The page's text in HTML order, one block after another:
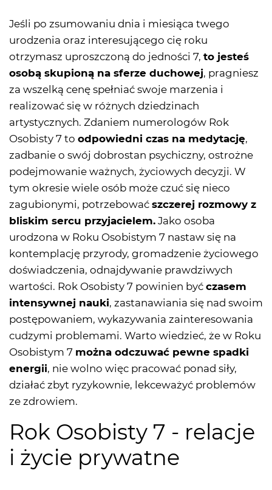
Jeśli po zsumowaniu dnia i miesiąca twego
urodzenia oraz interesującego cię roku
otrzymasz uproszczoną do jedności 7, to jesteś
osobą skupioną na sferze duchowej, pragniesz
za wszelką cenę spełniać swoje marzenia i
realizować się w różnych dziedzinach
artystycznych. Zdaniem numerologów Rok
Osobisty 7 to odpowiedni czas na medytację,
zadbanie o swój dobrostan psychiczny, ostrożne
podejmowanie ważnych, życiowych decyzji. W
tym okresie wiele osób może czuć się nieco
zagubionymi, potrzebować szczerej rozmowy z
bliskim sercu przyjacielem. Jako osoba
urodzona w Roku Osobistym 7 nastaw się na
kontemplację przyrody, gromadzenie życiowego
doświadczenia, odnajdywanie prawdziwych
wartości. Rok Osobisty 7 powinien być czasem
intensywnej nauki, zastanawiania się nad swoim
postępowaniem, wykazywania zainteresowania
cudzymi problemami. Warto wiedzieć, że w Roku
Osobistym 7 można odczuwać pewne spadki
energii, nie wolno więc pracować ponad siły,
działać zbyt ryzykownie, lekceważyć problemów
ze zdrowiem.
Rok Osobisty 7 - relacje
i życie prywatne